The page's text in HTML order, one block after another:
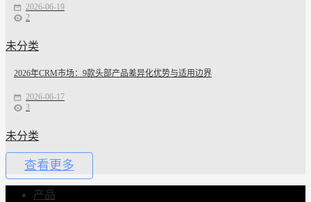
2026-06-19
2
未分类
2026年CRM市场：9款头部产品差异化优势与适用边界
2026-06-17
3
未分类
查看更多
产品